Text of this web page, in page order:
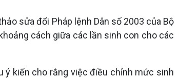
sửa đổi Pháp lệnh Dân số 2003 của Bộ
cách giữa các lần sinh con cho các
ý kiến cho rằng việc điều chỉnh mức sinh